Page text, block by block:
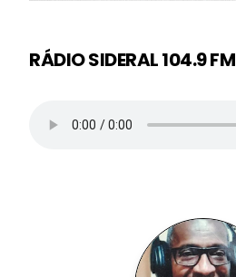
RÁDIO SIDERAL 104.9 FM